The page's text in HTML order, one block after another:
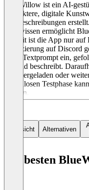
BlueWillow ist ein AI-
Charaktere, digitale
Textbeschreibungen
Fachwissen ermöglicht
Derzeit ist die App nur
Verifizierung auf Discord
einen Textprompt ein,
KI-Bild beschreibt.
heruntergeladen oder
kostenlosen Testphase
werden.
Übersicht Alternativen
Die besten